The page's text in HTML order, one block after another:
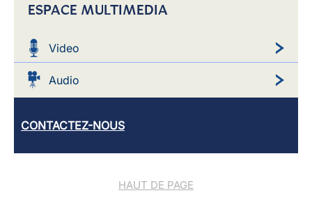
ESPACE MULTIMEDIA
Video
Audio
CONTACTEZ-NOUS
HAUT DE PAGE